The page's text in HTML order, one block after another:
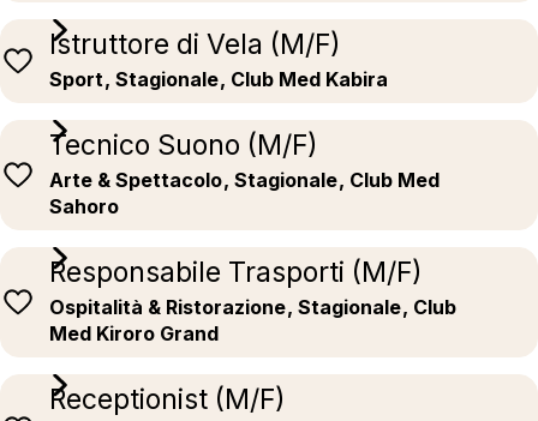
Istruttore di Vela (M/F)
Sport, Stagionale, Club Med Kabira
Tecnico Suono (M/F)
Arte & Spettacolo, Stagionale, Club Med
Sahoro
Responsabile Trasporti (M/F)
Ospitalità & Ristorazione, Stagionale, Club
Med Kiroro Grand
Receptionist (M/F)